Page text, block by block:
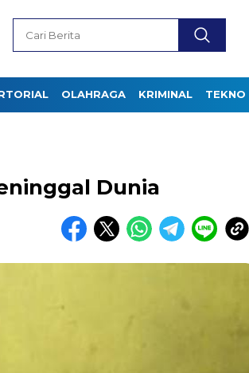
OLAHRAGA KRIMINAL TEKNO
Dunia